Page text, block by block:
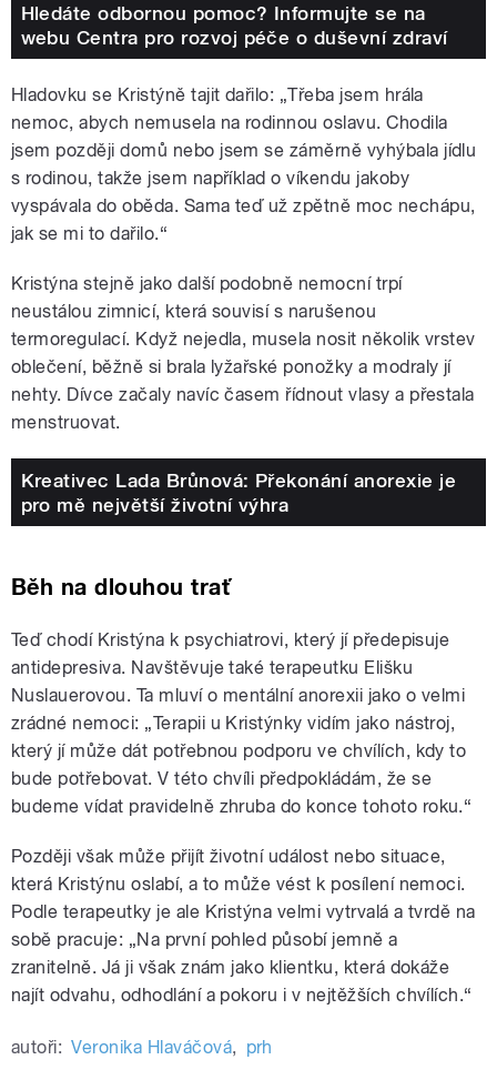
Hledáte odbornou pomoc? Informujte se na
webu Centra pro rozvoj péče o duševní zdraví
Hladovku se Kristýně tajit dařilo: „Třeba jsem hrála
nemoc, abych nemusela na rodinnou oslavu. Chodila
jsem později domů nebo jsem se záměrně vyhýbala jídlu
s rodinou, takže jsem například o víkendu jakoby
vyspávala do oběda. Sama teď už zpětně moc nechápu,
jak se mi to dařilo.“
Kristýna stejně jako další podobně nemocní trpí
neustálou zimnicí, která souvisí s narušenou
termoregulací. Když nejedla, musela nosit několik vrstev
oblečení, běžně si brala lyžařské ponožky a modraly jí
nehty. Dívce začaly navíc časem řídnout vlasy a přestala
menstruovat.
Kreativec Lada Brůnová: Překonání anorexie je
pro mě největší životní výhra
Běh na dlouhou trať
Teď chodí Kristýna k psychiatrovi, který jí předepisuje
antidepresiva. Navštěvuje také terapeutku Elišku
Nuslauerovou. Ta mluví o mentální anorexii jako o velmi
zrádné nemoci: „Terapii u Kristýnky vidím jako nástroj,
který jí může dát potřebnou podporu ve chvílích, kdy to
bude potřebovat. V této chvíli předpokládám, že se
budeme vídat pravidelně zhruba do konce tohoto roku.“
Později však může přijít životní událost nebo situace,
která Kristýnu oslabí, a to může vést k posílení nemoci.
Podle terapeutky je ale Kristýna velmi vytrvalá a tvrdě na
sobě pracuje: „Na první pohled působí jemně a
zranitelně. Já ji však znám jako klientku, která dokáže
najít odvahu, odhodlání a pokoru i v nejtěžších chvílích.“
autoři: Veronika Hlaváčová, prh